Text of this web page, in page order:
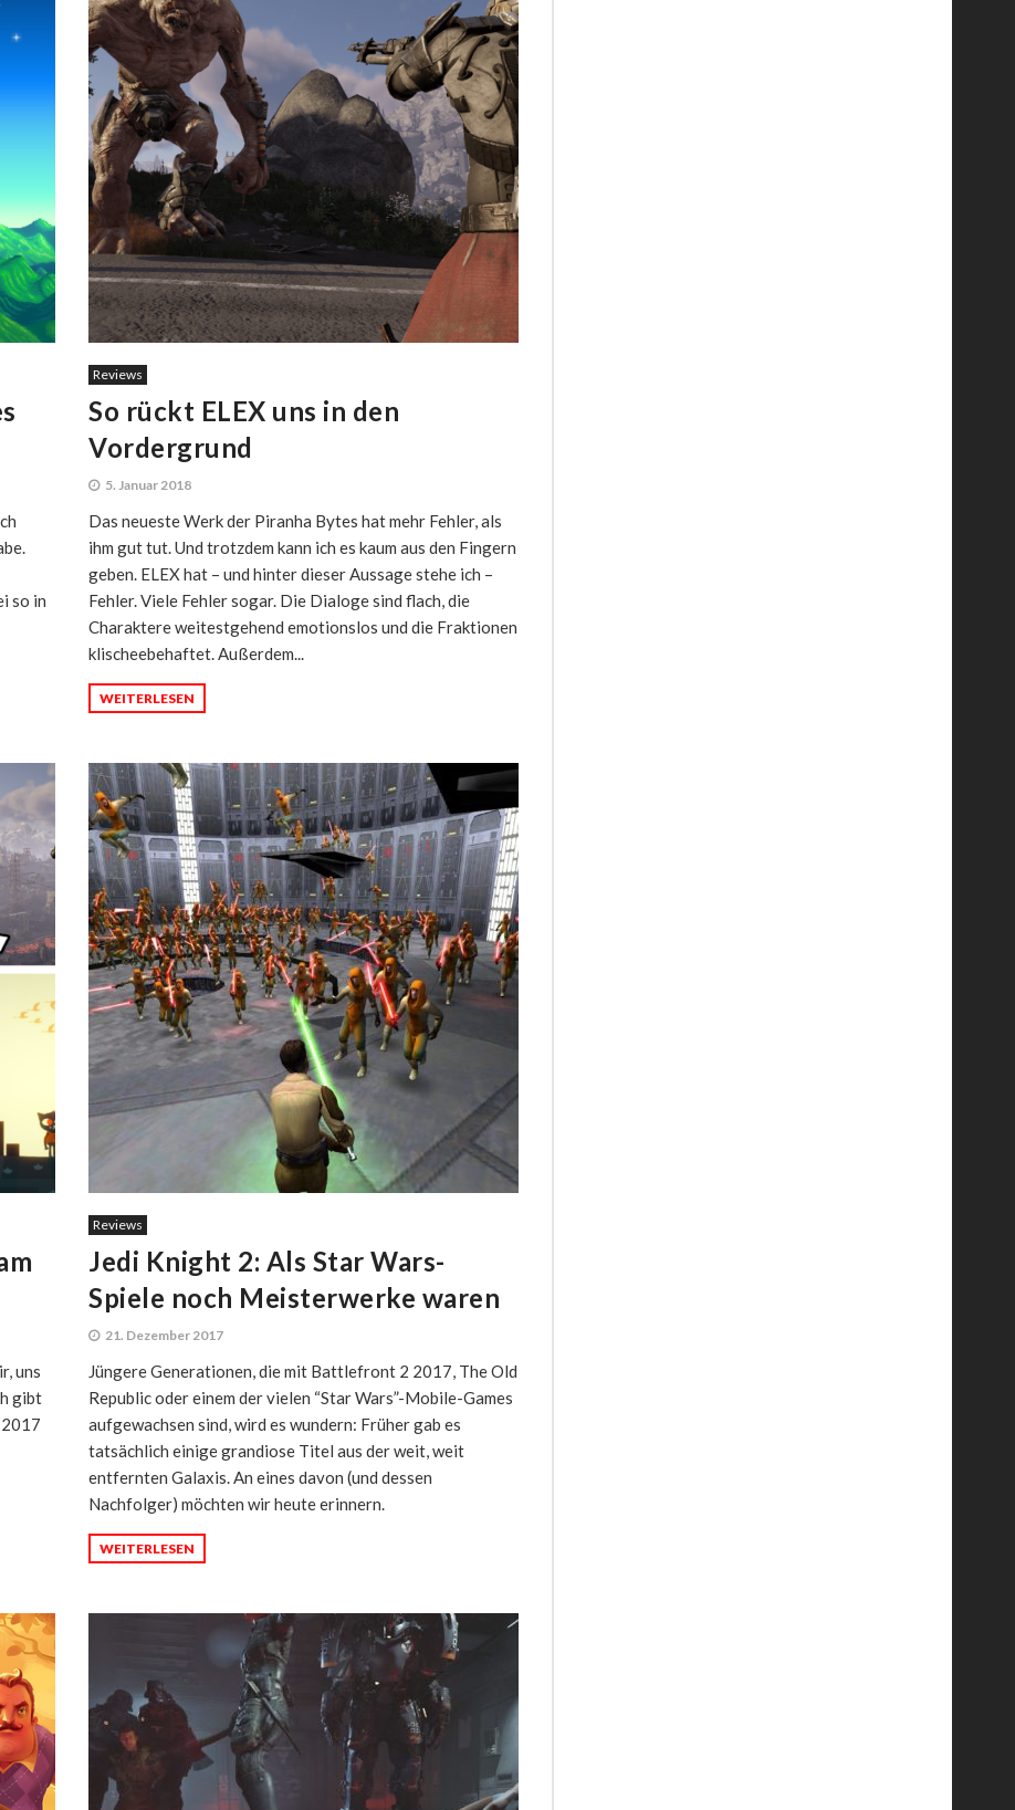
so in
Reviews
So rückt ELEX uns in den
Vordergrund
5. Januar 2018
Das neueste Werk der Piranha Bytes hat mehr Fehler, als
ihm gut tut. Und trotzdem kann ich es kaum aus den Fingern
geben. ELEX hat – und hinter dieser Aussage stehe ich –
Fehler. Viele Fehler sogar. Die Dialoge sind flach, die
Charaktere weitestgehend emotionslos und die Fraktionen
klischeebehaftet. Außerdem...
WEITERLESEN
uns
gibt
2017
Reviews
Jedi Knight 2: Als Star Wars-
Spiele noch Meisterwerke waren
21. Dezember 2017
Jüngere Generationen, die mit Battlefront 2 2017, The Old
Republic oder einem der vielen “Star Wars”-Mobile-Games
aufgewachsen sind, wird es wundern: Früher gab es
tatsächlich einige grandiose Titel aus der weit, weit
entfernten Galaxis. An eines davon (und dessen
Nachfolger) möchten wir heute erinnern.
WEITERLESEN